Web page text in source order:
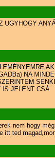
NA
IS JELENT CSÁ
nem hogy
itt ted